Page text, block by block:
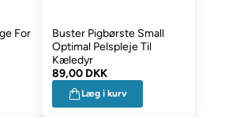
For
Buster Pigbørste Small
Optimal Pelspleje Til
Kæledyr
89,00 DKK
Læg i kurv